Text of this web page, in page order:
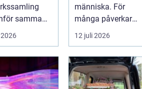
samma
Vad är
värd?
m...
människa. För
många påverkar
tändernas utseende
både
självförtroendet ...
12 juli 2026